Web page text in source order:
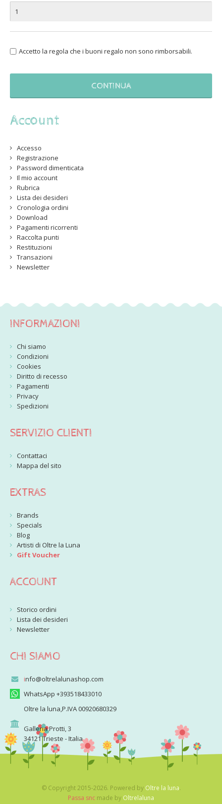
Accetto la regola che i buoni regalo non sono rimborsabili.
Account
Accesso
Registrazione
Password dimenticata
Il mio account
Rubrica
Lista dei desideri
Cronologia ordini
Download
Pagamenti ricorrenti
Raccolta punti
Restituzioni
Transazioni
Newsletter
INFORMAZIONI
Chi siamo
Condizioni
Cookies
Diritto di recesso
Pagamenti
Privacy
Spedizioni
SERVIZIO CLIENTI
Contattaci
Mappa del sito
EXTRAS
Brands
Specials
Blog
Artisti di Oltre la Luna
Gift Voucher
ACCOUNT
Storico ordini
Lista dei desideri
Newsletter
CHI SIAMO
info@oltrelalunashop.com
WhatsApp +393518433010
Oltre la luna,P.IVA 00920680329
Galleria Protti, 3
34121 Trieste - Italia
© Copyright 2015-2026. Powered by Oltre la luna.
Passa snc made by Oltrelaluna